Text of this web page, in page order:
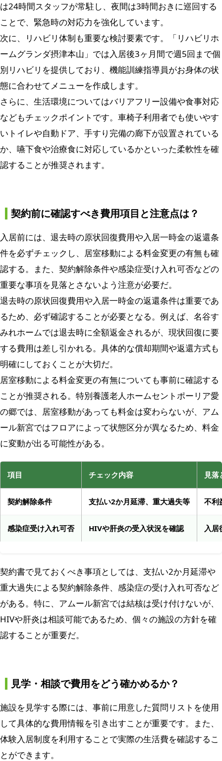
は24時間スタッフが常駐し、夜間は3時間おきに巡回する
ことで、緊急時の対応力を強化しています。
次に、リハビリ体制も重要な検討要素です。「リハビリホ
ームグランダ摂津本山」では入居後3ヶ月間で週5回まで個
別リハビリを提供しており、機能訓練指導員がお身体の状
態に合わせてメニューを作成します。
さらに、生活環境についてはバリアフリー設備や食事対応
などもチェックポイントです。車椅子利用者でも使いやす
いトイレや自動ドア、手すり完備の廊下が設置されている
か、嚥下食や治療食に対応しているかといった柔軟性を確
認することが推奨されます。
契約前に確認すべき費用項目と注意点は？
入居前には、退去時の原状回復費用や入居一時金の返還条
件を必ずチェックし、居室移動による料金変更の有無も確
認する。また、契約解除条件や感染症受け入れ可否などの
重要な事項を見落とさないよう注意が必要だ。
退去時の原状回復費用や入居一時金の返還条件は重要であ
るため、必ず確認することが必要となる。例えば、名谷す
みれホームでは退去時に全額返金されるが、現状回復に要
する費用は差し引かれる。具体的な償却期間や返還方式も
明確にしておくことが大切だ。
居室移動による料金変更の有無についても事前に確認する
ことが推奨される。特別養護老人ホームセントポーリア愛
の郷では、居室移動があっても料金は変わらないが、アム
ール新宮ではフロアによって状態区分が異なるため、料金
に変動が出る可能性がある。
項目 チェック内容 見落
契約解除条件 支払い2か月延滞、重大過失等 不利
感染症受け入れ可否 HIVや肝炎の受入状況を確認 入居
契約書で見ておくべき事項としては、支払い2か月延滞や
重大過失による契約解除条件、感染症の受け入れ可否など
がある。特に、アムール新宮では結核は受け付けないが、
HIVや肝炎は相談可能であるため、個々の施設の方針を確
認することが重要だ。
見学・相談で費用をどう確かめるか？
施設を見学する際には、事前に用意した質問リストを使用
して具体的な費用情報を引き出すことが重要です。また、
体験入居制度を利用することで実際の生活費を確認するこ
とができます。